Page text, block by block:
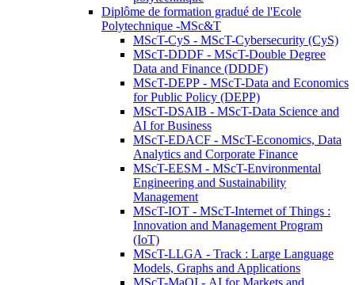
Diplôme de formation gradué de l'Ecole
Polytechnique -MSc&T
MScT-CyS - MScT-Cybersecurity (CyS)
MScT-DDDF - MScT-Double Degree
Data and Finance (DDDF)
MScT-DEPP - MScT-Data and Economics
for Public Policy (DEPP)
MScT-DSAIB - MScT-Data Science and
AI for Business
MScT-EDACF - MScT-Economics, Data
Analytics and Corporate Finance
MScT-EESM - MScT-Environmental
Engineering and Sustainability
Management
MScT-IOT - MScT-Internet of Things :
Innovation and Management Program
(IoT)
MScT-LLGA - Track : Large Language
Models, Graphs and Applications
MScT-MaQI - AI for Markets and